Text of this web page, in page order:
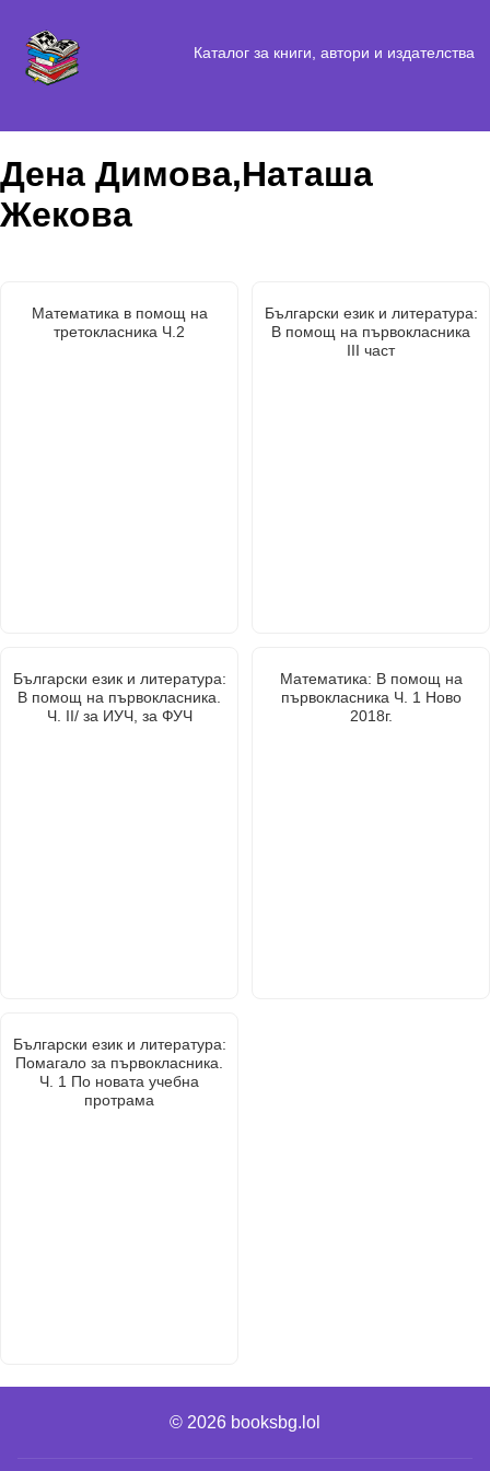
Каталог за книги, автори и издателства
Дена Димова,Наташа
Жекова
Математика в помощ на
третокласника Ч.2
Български език и литература:
В помощ на първокласника
III част
Български език и литература:
В помощ на първокласника.
Ч. II/ за ИУЧ, за ФУЧ
Математика: В помощ на
първокласника Ч. 1 Ново
2018г.
Български език и литература:
Помагало за първокласника.
Ч. 1 По новата учебна
протрама
© 2026 booksbg.lol